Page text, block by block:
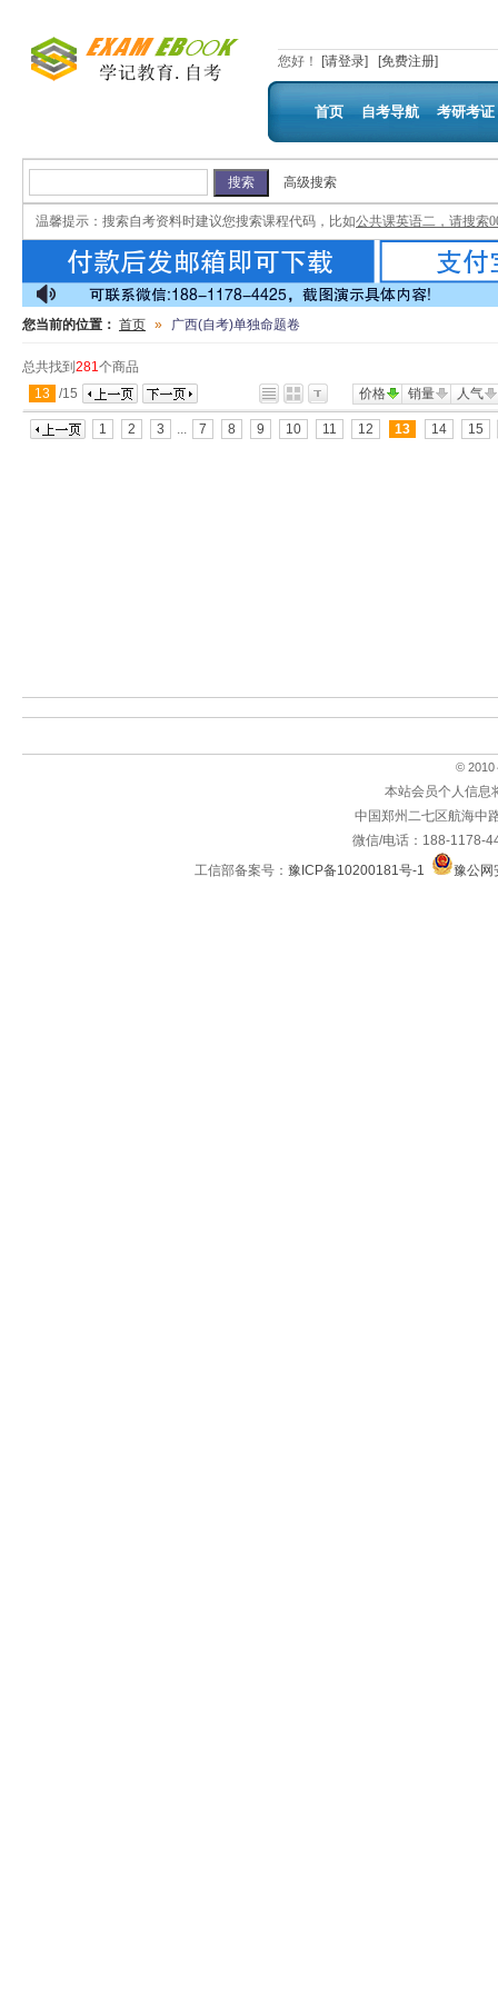
您好 ！ [请登录] [免费注册]
首页 自考导航 考研考证
高级搜索
温馨提示： 搜索自考资料时建议您搜索课程代码，比如公共课英语二，请搜索
您当前的位置： 首页 » 广西(自考)单独命题卷
总共找到 281个商品
13 /15 价格 销量 人气
1 2 3 ... 7 8 9 10 11 12 13 14 15
© 2010
本站会员个人信息
中国郑州二七区航海中
微信/电话：188-1178-
工信部备案号： 豫ICP备10200181号-1 豫公网